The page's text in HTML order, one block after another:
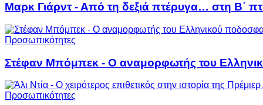
Μαρκ Γιάρντ - Από τη δεξιά πτέρυγα… στη Β΄
Προσωπικότητες
Στέφαν Μπόμπεκ - Ο αναμορφωτής του
Προσωπικότητες